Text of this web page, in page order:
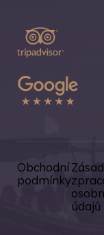
Obchodní
podmínky
údajů